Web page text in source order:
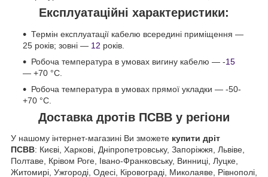
Експлуатаційні характеристики:
Термін експлуатації кабелю всередині приміщення —
25 років; зовні — 12 років.
Робоча температура в умовах вигину кабелю — -15
— +70 °C.
Робоча температура в умовах прямої укладки — -50-
+70 °C.
Доставка дротів ПСВВ у регіони
У нашому інтернет-магазині Ви зможете купити дріт
ПСВВ: Києві, Харкові, Дніпропетровську, Запоріжжя, Львіве,
Полтаве, Крівом Роге, Івано-Франковську, Винниці, Луцке,
Житомирі, Ужгороді, Одесі, Кіровограді, Миколаяве, Рівнополі,